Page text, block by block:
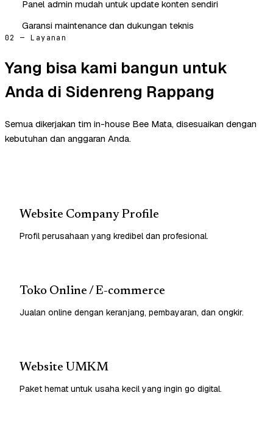
Panel admin mudah untuk update konten sendiri
Garansi maintenance dan dukungan teknis
02 — Layanan
Yang bisa kami bangun untuk
Anda di Sidenreng Rappang
Semua dikerjakan tim in-house Bee Mata, disesuaikan dengan
kebutuhan dan anggaran Anda.
Website Company Profile
Profil perusahaan yang kredibel dan profesional.
Toko Online / E-commerce
Jualan online dengan keranjang, pembayaran, dan ongkir.
Website UMKM
Paket hemat untuk usaha kecil yang ingin go digital.